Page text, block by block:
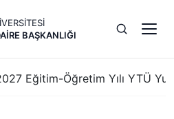
BAŞKANLIĞI
Eğitim-Öğretim Yılı YTÜ